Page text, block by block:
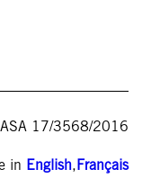
17/3568/2016
in English,Français